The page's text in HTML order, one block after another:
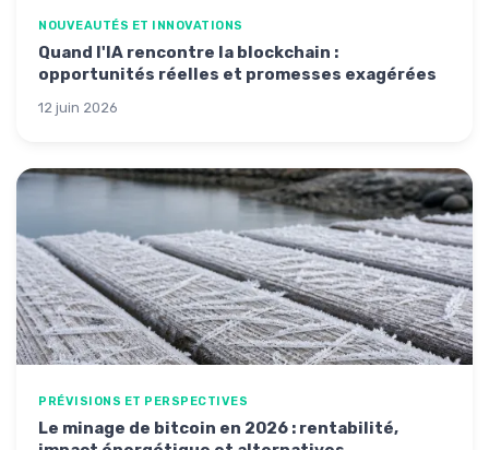
NOUVEAUTÉS ET INNOVATIONS
Quand l'IA rencontre la blockchain :
opportunités réelles et promesses exagérées
12 juin 2026
PRÉVISIONS ET PERSPECTIVES
Le minage de bitcoin en 2026 : rentabilité,